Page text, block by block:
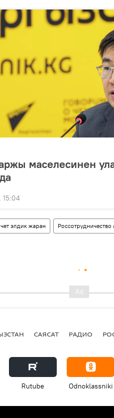
маселесинен
15:04
чет элдик жаран Россотрудничество
САЯСАТ РАДИО
Rutube Odnoklassniki